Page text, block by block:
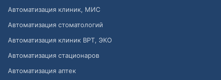
Автоматизация клиник, МИС
Автоматизация стоматологий
Автоматизация клиник ВРТ, ЭКО
Автоматизация стационаров
Автоматизация аптек